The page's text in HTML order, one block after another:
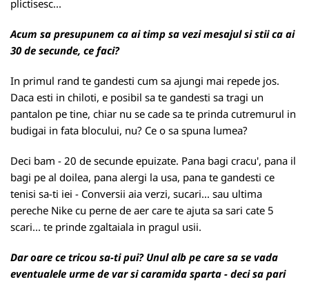
plictisesc...
Acum sa presupunem ca ai timp sa vezi mesajul si stii ca ai
30 de secunde, ce faci?
In primul rand te gandesti cum sa ajungi mai repede jos.
Daca esti in chiloti, e posibil sa te gandesti sa tragi un
pantalon pe tine, chiar nu se cade sa te prinda cutremurul in
budigai in fata blocului, nu? Ce o sa spuna lumea?
Deci bam - 20 de secunde epuizate. Pana bagi cracu', pana il
bagi pe al doilea, pana alergi la usa, pana te gandesti ce
tenisi sa-ti iei - Conversii aia verzi, sucari... sau ultima
pereche Nike cu perne de aer care te ajuta sa sari cate 5
scari... te prinde zgaltaiala in pragul usii.
Dar oare ce tricou sa-ti pui? Unul alb pe care sa se vada
eventualele urme de var si caramida sparta - deci sa pari